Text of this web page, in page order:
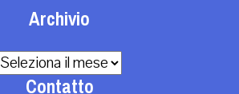
Archivio
Archivio
Contatto